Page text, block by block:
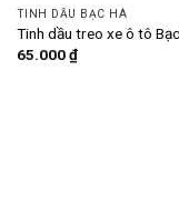
TINH DẦU BẠC HÀ
Tinh dầu treo xe ô tô
65.000₫